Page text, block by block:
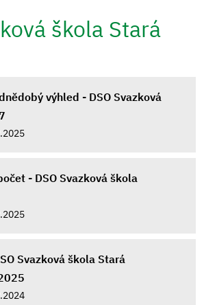
škola Stará
výhled - DSO Svazková
- DSO Svazková škola
Svazková škola Stará